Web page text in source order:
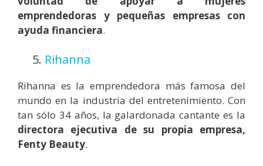
emprendedoras y pequeñas empresas con
ayuda financiera.
5. Rihanna
Rihanna es la emprendedora más famosa del
mundo en la industria del entretenimiento. Con
tan sólo 34 años, la galardonada cantante es la
directora ejecutiva de su propia empresa,
Fenty Beauty.